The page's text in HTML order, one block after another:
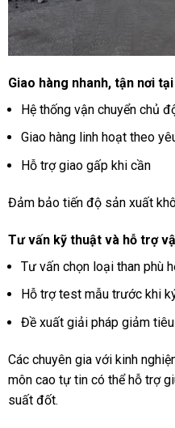
Giao hàng nhanh, tận nơi
Hệ thống vận chuyển chủ
Giao hàng linh hoạt theo
Hỗ trợ giao gấp khi cần
Đảm bảo tiến độ sản xuất
Tư vấn kỹ thuật và hỗ trợ
Tư vấn chọn loại than phù
Hỗ trợ test mẫu trước khi
Đề xuất giải pháp giảm
Các chuyên gia với kinh
môn cao tự tin có thể hỗ trợ
suất đốt.